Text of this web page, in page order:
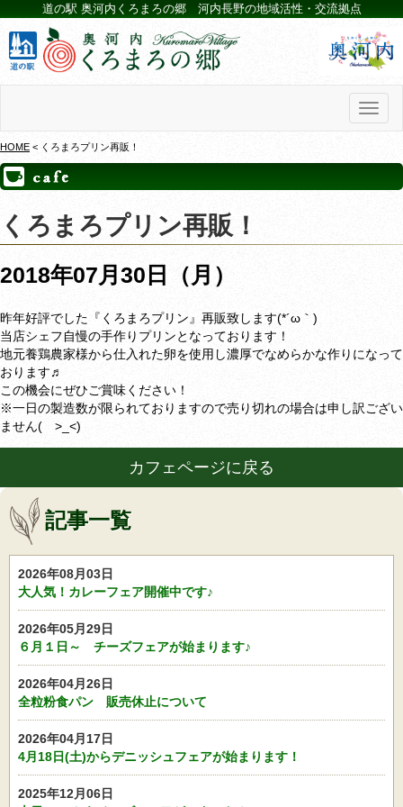
道の駅 奥河内くろまろの郷 河内長野の地域活性・交流拠点
HOME < くろまろプリン再販！
くろまろプリン再販！
2018年07月30日（月）
昨年好評でした『くろまろプリン』再販致します(*´ω｀)
当店シェフ自慢の手作りプリンとなっております！
地元養鶏農家様から仕入れた卵を使用し濃厚でなめらかな作りになって
おります♬
この機会にぜひご賞味ください！
※一日の製造数が限られておりますので売り切れの場合は申し訳ござい
ません(
>_<)
カフェページに戻る
記事一覧
2026年08月03日
大人気！カレーフェア開催中です♪
2026年05月29日
６月１日～ チーズフェアが始まります♪
2026年04月26日
全粒粉食パン 販売休止について
2026年04月17日
4月18日(土)からデニッシュフェアが始まります！
2025年12月06日